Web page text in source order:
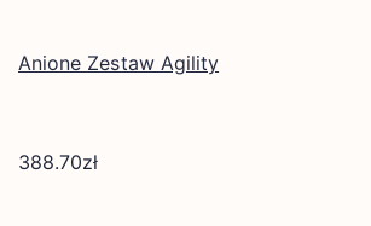
Anione Zestaw Agility
388.70zł